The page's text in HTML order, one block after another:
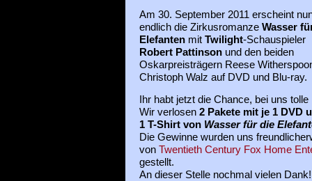
Am 30. September 2011 erscheint
endlich die Zirkusromanze Wasser
Elefantenmit Twilight-Schauspieler
Robert Pattinsonund den beiden
Oskarpreisträgern Reese
Christoph Walz auf DVD und Blu-ray.
Ihr habt jetzt die Chance, bei uns
Wir verlosen 2 Pakete mit je 1 DVD
1 T-Shirt von Wasser für die
Die Gewinne wurden uns
von Twentieth Century Fox Home
gestellt.
An dieser Stelle nochmal vielen Dank!